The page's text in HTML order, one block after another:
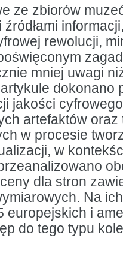
wirtualnych
kolekcji:
analiza
praktyk
ze zbiorów
rewolucji,
mniej uwagi
dokonano
jakości
artefaktów oraz
w procesie
w
dla stron
Na
europejskich i
do tego typu